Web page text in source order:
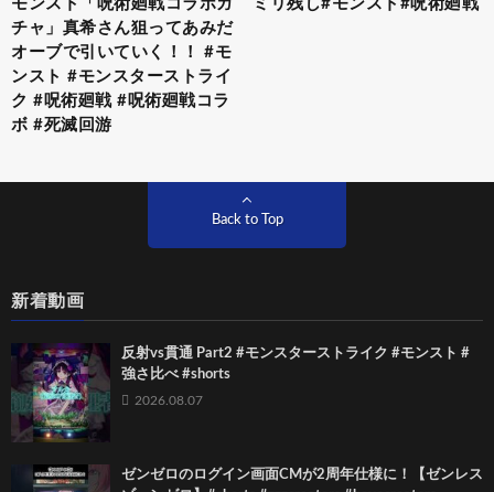
モンスト「呪術廻戦コラボガ
チャ」真希さん狙ってあみだ
オーブで引いていく！！ #モ
ンスト #モンスターストライ
ク #呪術廻戦 #呪術廻戦コラ
ボ #死滅回游
ミリ残し#モンスト#呪術廻戦
Back to Top
新着動画
反射vs貫通 Part2 #モンスターストライク #モンスト #
強さ比べ #shorts
2026.08.07
ゼンゼロのログイン画面CMが2周年仕様に！【ゼンレス